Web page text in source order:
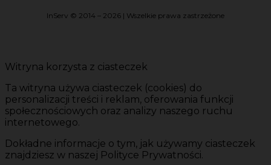
InServ © 2014 – 2026 | Wszelkie prawa zastrzeżone
Witryna korzysta z ciasteczek
Ta witryna używa ciasteczek (cookies) do
personalizacji treści i reklam, oferowania funkcji
społecznościowych oraz analizy naszego ruchu
internetowego.
Dokładne informacje o tym, jak używamy ciasteczek
znajdziesz w naszej Polityce Prywatności.